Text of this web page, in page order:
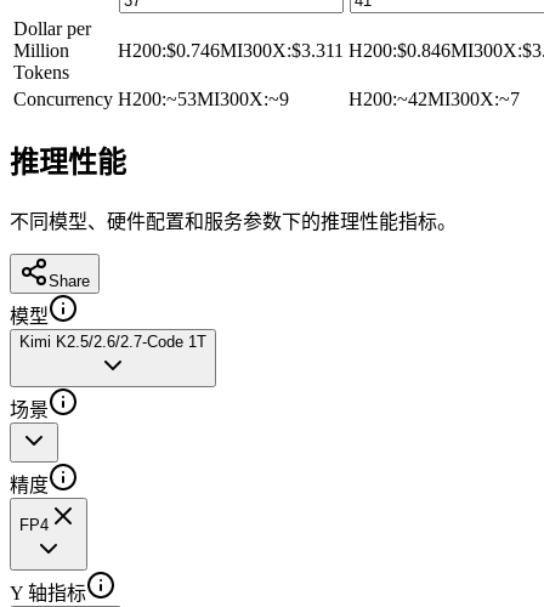
Dollar per
Million
Tokens
H200:$0.746MI300X:$3.311 H200:$0.846MI300X:
Concurrency H200:~53MI300X:~9 H200:~42MI300X:~7
推理性能
不同模型、硬件配置和服务参数下的推理性能指标。
Share
模型
Kimi K2.5/2.6/2.7-Code 1T
场景
精度
FP4
Y 轴指标